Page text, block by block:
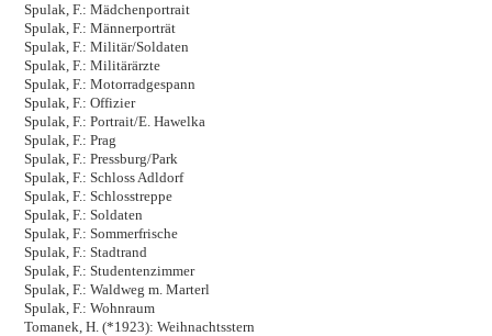
Spulak, F.: Mädchenportrait
Spulak, F.: Männerporträt
Spulak, F.: Militär/Soldaten
Spulak, F.: Militärärzte
Spulak, F.: Motorradgespann
Spulak, F.: Offizier
Spulak, F.: Portrait/E. Hawelka
Spulak, F.: Prag
Spulak, F.: Pressburg/Park
Spulak, F.: Schloss Adldorf
Spulak, F.: Schlosstreppe
Spulak, F.: Soldaten
Spulak, F.: Sommerfrische
Spulak, F.: Stadtrand
Spulak, F.: Studentenzimmer
Spulak, F.: Waldweg m. Marterl
Spulak, F.: Wohnraum
Tomanek, H. (*1923): Weihnachtsstern